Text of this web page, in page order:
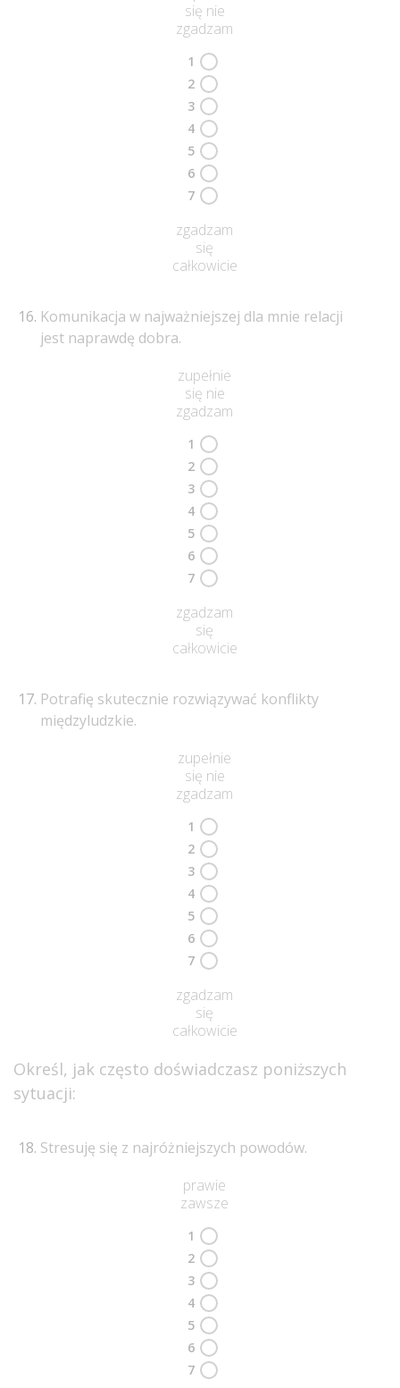
się nie
zgadzam
1
2
3
4
5
6
7
zgadzam
się
całkowicie
Komunikacja w najważniejszej dla mnie relacji
jest naprawdę dobra.
zupełnie
się nie
zgadzam
1
2
3
4
5
6
7
zgadzam
się
całkowicie
Potrafię skutecznie rozwiązywać konflikty
międzyludzkie.
zupełnie
się nie
zgadzam
1
2
3
4
5
6
7
zgadzam
się
całkowicie
Określ, jak często doświadczasz poniższych
sytuacji:
Stresuję się z najróżniejszych powodów.
prawie
zawsze
1
2
3
4
5
6
7